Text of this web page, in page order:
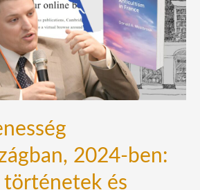
2024-ben:
történetek és